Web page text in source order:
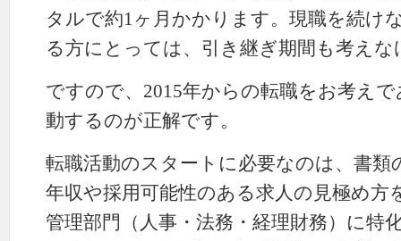
タルで約1ヶ月かかります。現職を続け
る方にとっては、引き継ぎ期間も考え
ですので、2015年からの転職をお考え
動するのが正解です。
転職活動のスタートに必要なのは、書類
年収や採用可能性のある求人の見極め方
管理部門（人事・法務・経理財務）に特